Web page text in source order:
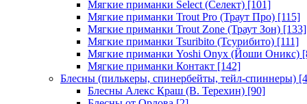
Мягкие приманки Select (Селект) [101]
Мягкие приманки Trout Pro (Траут Про) [115]
Мягкие приманки Trout Zone (Траут Зон) [133]
Мягкие приманки Tsuribito (Тсурибито) [111]
Мягкие приманки Yoshi Onyx (Йоши Оникс)
Мягкие приманки Контакт [142]
Блесны (пилькеры, спинербейты, тейл-спиннеры)
Блесны Алекс Краш (В. Терехин) [90]